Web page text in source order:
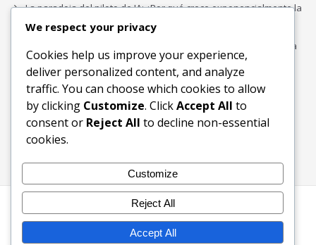
La paradoja del piloto de IA: ¿Por qué crece exponencialmente la
complejidad de la IA empresarial?
Los organigramas de marketing se crearon para los canales. La
IA acaba de dejarlos obsoletos.
Buscar
Buscar
Inicio Blog
Bloques Temáticos
Contactos
We respect your privacy
Cookies help us improve your experience,
deliver personalized content, and analyze
traffic. You can choose which cookies to allow
by clicking Customize. ClickAccept All to
consent or Reject All to decline non-essential
cookies.
Customize
Reject All
Accept All